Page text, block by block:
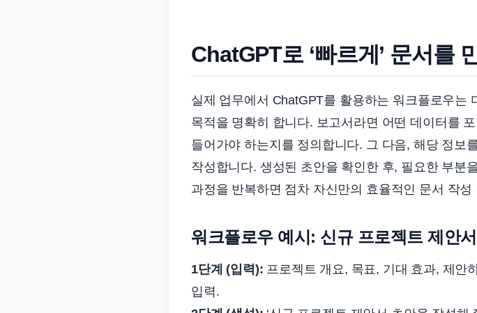
ChatGPT로 ‘빠르게’ 문서를
실제 업무에서 ChatGPT를 활용하는 워크플로우는
목적을 명확히 합니다. 보고서라면 어떤 데이터를
들어가야 하는지를 정의합니다. 그 다음, 해당 정보
작성합니다. 생성된 초안을 확인한 후, 필요한 부분
과정을 반복하면 점차 자신만의 효율적인 문서 작
워크플로우 예시: 신규 프로젝트 제안
1단계 (입력): 프로젝트 개요, 목표, 기대 효과, 제안
입력.